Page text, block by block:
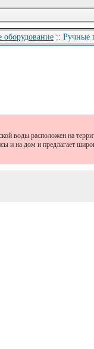
оборудование :: Ручные
воды расположен на
на дом и предлагает